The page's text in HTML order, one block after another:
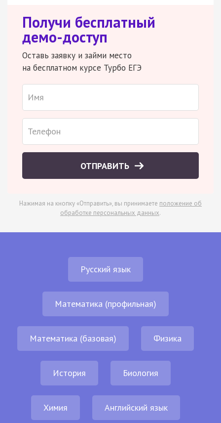
Получи бесплатный
демо-доступ
Оставь заявку и займи место
на бесплатном курсе Турбо ЕГЭ
ОТПРАВИТЬ
Нажимая на кнопку «Отправить», вы принимаете положение об
обработке персональных данных.
Русский язык
Математика (профильная)
Математика (базовая) Физика
История Биология
Химия Английский язык